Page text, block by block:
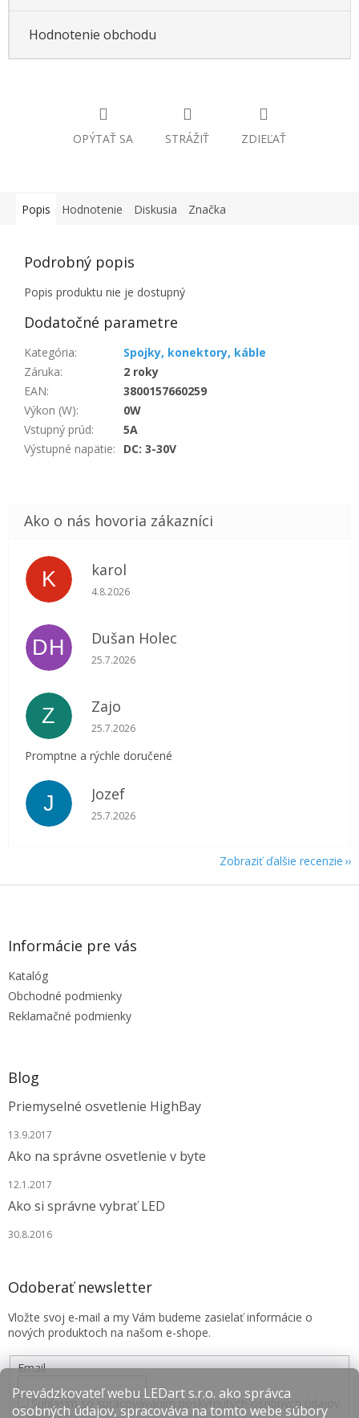
Prevádzkovateľ webu LEDart s.r.o. ako správca
osobných údajov, spracováva na tomto webe súbory
Hodnotenie obchodu
OPÝTAŤ SA STRÁŽIŤ ZDIEĽAŤ
Popis Hodnotenie Diskusia Značka
Podrobný popis
Popis produktu nie je dostupný
Dodatočné parametre
Kategória:
Spojky, konektory, káble
Záruka:
2 roky
EAN:
3800157660259
Výkon (W):
0W
Vstupný prúd:
5A
Výstupné napätie: DC: 3-30V
K karol
Hodnotenie obchodu je 5 z 5 hviezdičiek.
4.8.2026
DH Dušan Holec
Hodnotenie obchodu je 5 z 5 hviezdičiek.
25.7.2026
Z Zajo
Hodnotenie obchodu je 5 z 5 hviezdičiek.
25.7.2026
Promptne a rýchle doručené
J Jozef
Hodnotenie obchodu je 5 z 5 hviezdičiek.
25.7.2026
Zobraziť ďalšie recenzie
Z
Informácie pre vás
Katalóg
Obchodné podmienky
Reklamačné podmienky
Blog
Priemyselné osvetlenie HighBay
13.9.2017
Ako na správne osvetlenie v byte
12.1.2017
Ako si správne vybrať LED
30.8.2016
Odoberať newsletter
Vložte svoj e-mail a my Vám budeme zasielať informácie o
nových produktoch na našom e-shope.
Email
Súhlasím so spracovávaním poskytnutých osobných údajov